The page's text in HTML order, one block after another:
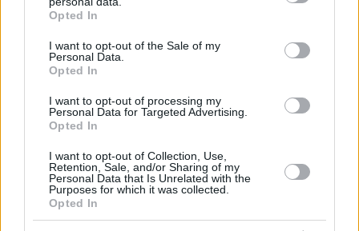
grant or deny consent to Google and its third-party tags to
use your data for below specified purposes in below Google
consent section.
Opted In
I want to opt-out of the Sale of my
Personal Data.
Opted In
I want to opt-out of processing my
Personal Data for Targeted Advertising.
Opted In
I want to opt-out of Collection, Use,
Retention, Sale, and/or Sharing of my
Personal Data that Is Unrelated with the
Purposes for which it was collected.
Opted In
Είδος υπό εξαφάνιση οι υπερπολύτεκνοι στην
τα επιδόματα, η καθημερινότητά τους
Νέες καταγγελίες στην Ελπίδα για τη
Δημοκρατία: Γρατσία, Γαλανός,
Καρυστιανού και αυλικοί το
07.08.2026, 19:33 60